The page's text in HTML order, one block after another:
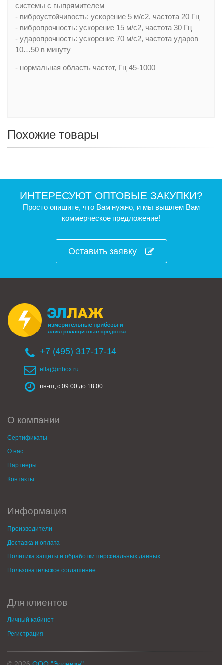
системы с выпрямителем
- виброустойчивость: ускорение 5 м/с2, частота 20 Гц
- вибропрочность: ускорение 15 м/с2, частота 30 Гц
- ударопрочность: ускорение 70 м/с2, частота ударов
10…50 в минуту
- нормальная область частот, Гц 45-1000
Похожие товары
ИНТЕРЕСУЮТ ОПТОВЫЕ ЗАКУПКИ?
Просто опишите, что Вам нужно, и мы вышлем Вам
коммерческое предложение!
Оставить заявку
+7 (495) 317-17-14
ellaj@inbox.ru
пн-пт, с 09:00 до 18:00
О компании
Сертификаты
О нас
Партнеры
Контакты
Информация
Производители
Доставка и оплата
Политика защиты и обработки персональных данных
Пользовательское соглашение
Для клиентов
Личный кабинет
Регистрация